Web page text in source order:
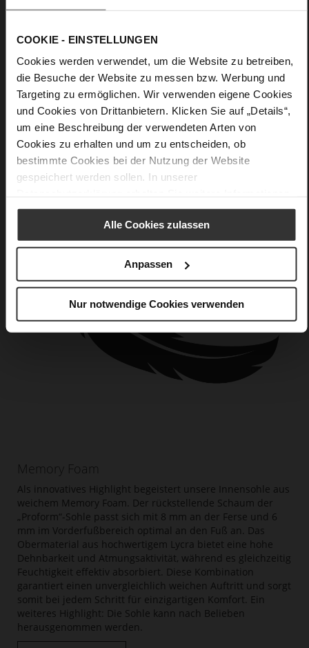
COOKIE - EINSTELLUNGEN
Cookies werden verwendet, um die Website zu betreiben,
die Besuche der Website zu messen bzw. Werbung und
Targeting zu ermöglichen. Wir verwenden eigene Cookies
und Cookies von Drittanbietern. Klicken Sie auf „Details“,
um eine Beschreibung der verwendeten Arten von
Cookies zu erhalten und um zu entscheiden, ob
bestimmte Cookies bei der Nutzung der Website
gespeichert werden sollen. In unserer
Alle Cookies zulassen
Anpassen
Nur notwendige Cookies verwenden
Kein Verschluss
0
flach
True Glove
Care
Memory Foam
Als innovatives Highlight begeistert unsere Innensohle aus
weichem Memory Foam. Der rückstellende Schaum der
„Proform“-Sohle passt sich mit 8 mm an der Ferse und 6
mm im Vorderfußbereich optimal an den Fuß an. Das
Obermaterial aus hochwertigem Lycra bietet eine hohe
Dehnbarkeit und Atmungsaktivität, während es gleichzeitig
Feuchtigkeit effektiv absorbiert. Diese Kombination
garantiert einen unvergleichlich weichen Auftritt und sorgt
somit bei jedem Schritt für einzigartigen Komfort. Ein
weiteres Highlight: Die Sohle kann nach Belieben
herausgenommen werden.